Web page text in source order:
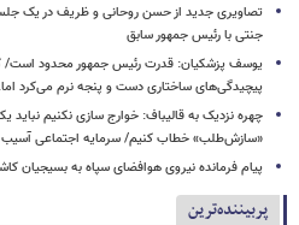
تصاویری جدید از حسن روحانی و ظریف در یک
جنتی با رئیس جمهور سابق
یوسف پزشکیان: قدرت رئیس‌ جمهور محدود است/
پیچیدگی‌های ساختاری دست و پنجه نرم می‌کرد
چهره نزدیک به قالیباف: خوارج سازی نکنیم
«سازش‌طلب» خطاب کنیم/ سرمایه اجتماعی آسیب
پیام فرمانده نیروی هوافضای سپاه به بسیجیان
پربیننده‌ترین